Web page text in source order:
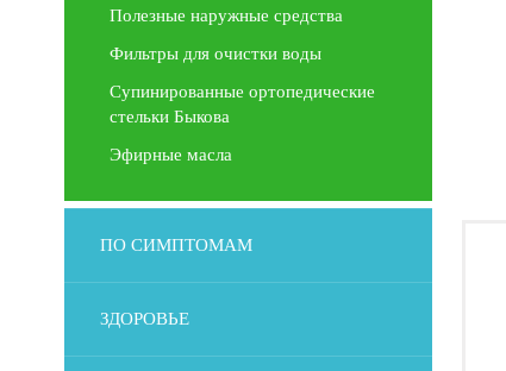
Полезные наружные средства
Фильтры для очистки воды
Супинированные ортопедические
стельки Быкова
Эфирные масла
ПО СИМПТОМАМ
ЗДОРОВЬЕ